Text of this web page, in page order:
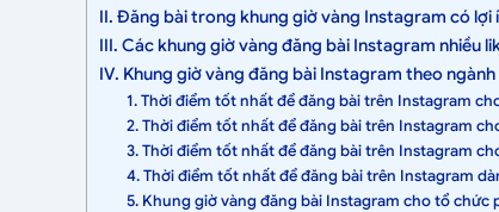
II. Đăng bài trong khung giờ vàng Instagram có lợi
III. Các khung giờ vàng đăng bài Instagram nhiều
IV. Khung giờ vàng đăng bài Instagram theo ngành
1. Thời điểm tốt nhất để đăng bài trên Instagram
2. Thời điểm tốt nhất để đăng bài trên Instagram
3. Thời điểm tốt nhất để đăng bài trên Instagram
4. Thời điểm tốt nhất để đăng bài trên Instagram
5. Khung giờ vàng đăng bài Instagram cho tổ chức